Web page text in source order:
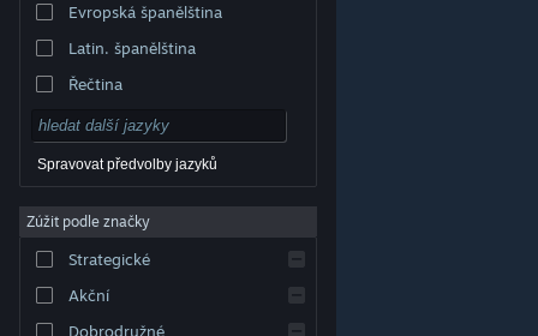
© Valve Corporation. Všechna práva vyhrazena.
příslušných subjektů v USA a dalších zemích.
Smlouva o užívání služby Steam
Cookies
Evropská španělština
Latin. španělština
Řečtina
Spravovat předvolby jazyků
Zúžit podle značky
Strategické
Akční
Dobrodružné